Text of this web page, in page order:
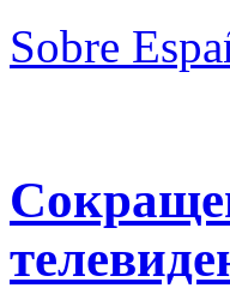
Sobre